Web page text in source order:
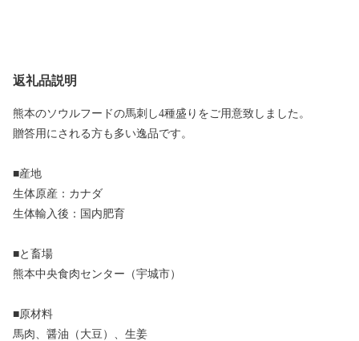
返礼品説明
熊本のソウルフードの馬刺し4種盛りをご用意致しました。
贈答用にされる方も多い逸品です。
■産地
生体原産：カナダ
生体輸入後：国内肥育
■と畜場
熊本中央食肉センター（宇城市）
■原材料
馬肉、醤油（大豆）、生姜